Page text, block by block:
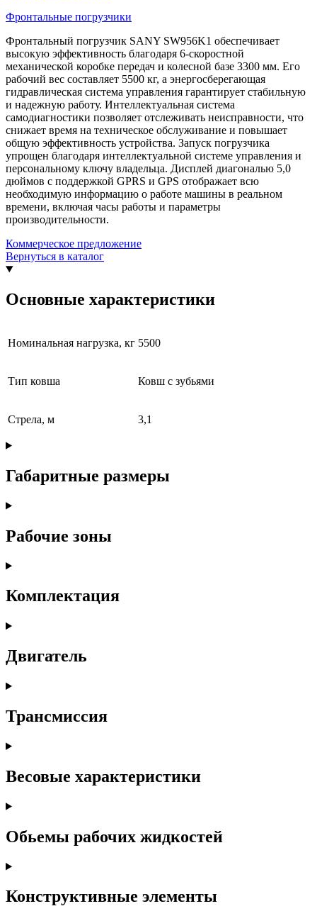
Фронтальные погрузчики
Фронтальный погрузчик SANY SW956K1 обеспечивает
высокую эффективность благодаря 6-скоростной
механической коробке передач и колесной базе 3300 мм. Его
рабочий вес составляет 5500 кг, а энергосберегающая
гидравлическая система управления гарантирует стабильную
и надежную работу. Интеллектуальная система
самодиагностики позволяет отслеживать неисправности, что
снижает время на техническое обслуживание и повышает
общую эффективность устройства. Запуск погрузчика
упрощен благодаря интеллектуальной системе управления и
персональному ключу владельца. Дисплей диагональю 5,0
дюймов с поддержкой GPRS и GPS отображает всю
необходимую информацию о работе машины в реальном
времени, включая часы работы и параметры
производительности.
Коммерческое предложение
Вернуться в каталог
Основные характеристики
Номинальная нагрузка, кг 5500
Тип ковша Ковш с зубьями
Стрела, м 3,1
Габаритные размеры
Рабочие зоны
Комплектация
Двигатель
Трансмиссия
Весовые характеристики
Обьемы рабочих жидкостей
Конструктивные элементы